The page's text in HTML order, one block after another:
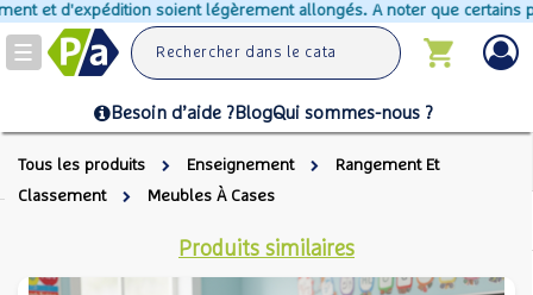
d'expédition soient légèrement allongés. A noter que certains
Toggle
navigation
Besoin d’aide ?BlogQui sommes-nous ?
Tous les produits Enseignement
Rangement Et
Classement
Meubles À Cases
Produits similaires